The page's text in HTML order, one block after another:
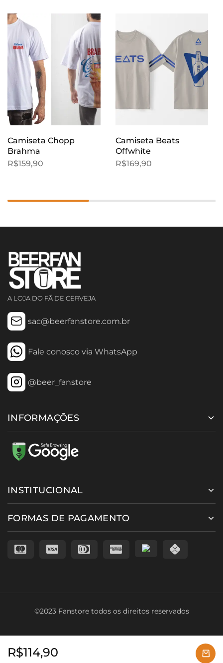
Camiseta Chopp
Brahma
R$159,90
Camiseta Beats
Offwhite
R$169,90
A LOJA DO FÃ DE CERVEJA
sac@beerfanstore.com.br
Fale conosco via WhatsApp
@beer_fanstore
INFORMAÇÕES
INSTITUCIONAL
FORMAS DE PAGAMENTO
©2023 Fanstore todos os direitos reservados
R$114,90